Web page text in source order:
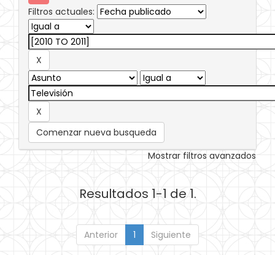
Filtros actuales:
Comenzar nueva busqueda
Mostrar filtros avanzados
Resultados 1-1 de 1.
Anterior 1 Siguiente